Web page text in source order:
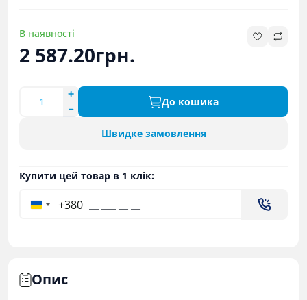
В наявності
2 587.20грн.
До кошика
Швидке замовлення
Купити цей товар в 1 клік:
+380
Опис